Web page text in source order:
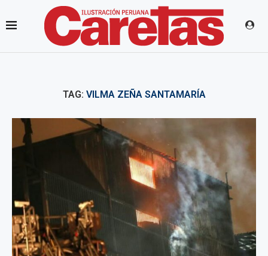
TAG: VILMA ZEÑA SANTAMARÍA